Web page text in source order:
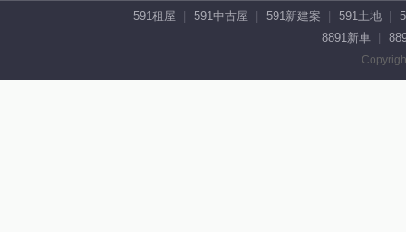
591租屋 591中古屋 591新建案 591土地
8891新車